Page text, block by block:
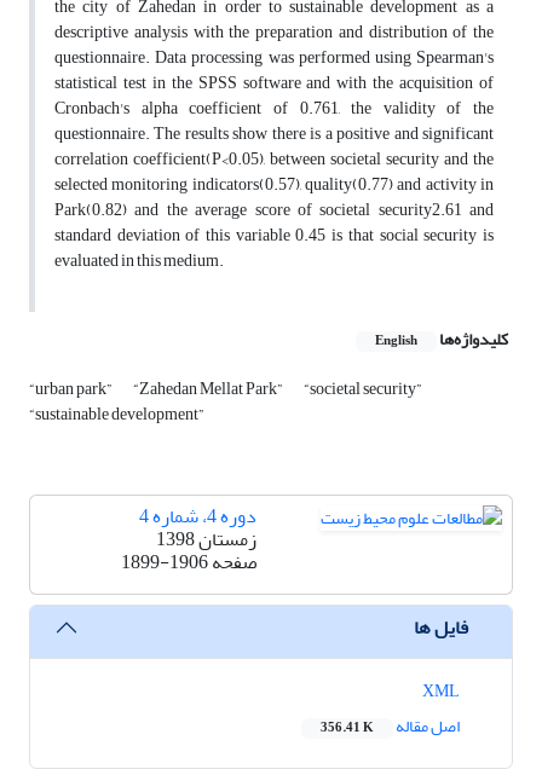
the city of Zahedan in order to sustainable development as a
descriptive analysis with the preparation and distribution of the
questionnaire. Data processing was performed using Spearman's
statistical test in the SPSS software and with the acquisition of
Cronbach's alpha coefficient of 0.761, the validity of the
questionnaire. The results show there is a positive and significant
correlation coefficient(P<0.05), between societal security and the
selected monitoring indicators(0.57), quality(0.77) and activity in
Park(0.82) and the average score of societal security2.61 and
standard deviation of this variable 0.45 is that social security is
evaluated in this medium.
کلیدواژه‌ها English
“urban park” “Zahedan Mellat Park” “societal security”
“sustainable development”
دوره 4، شماره 4
زمستان 1398
صفحه1899-1906
فایل ها
اصل مقاله
356.41 K